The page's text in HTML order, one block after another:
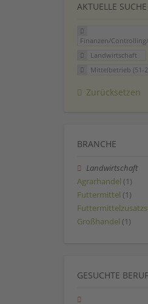
AKTUELLE SUCHE
Finanzen/
Landwirtschaft
Mittelbetrieb (51-
Zurücksetzen
BRANCHE
Landwirtschaft
Agrarhandel (1)
Futtermittel (1)
Großhandel (1)
GESUCHTE